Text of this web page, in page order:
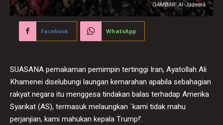
GAMBAR: Al-Jazeera
Facebook WhatsApp
SUASANA pemakaman pemimpin tertinggi Iran, Ayatollah Ali
Khamenei diselubungi laungan kemarahan apabila sebahagian
rakyat negara itu menggesa tindakan balas terhadap Amerika
Syarikat (AS), termasuk melaungkan `kami tidak mahu
perjanjian, kami mahukan kepala Trump!’.